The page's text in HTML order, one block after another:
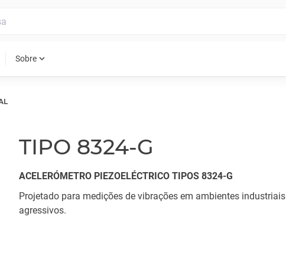
Sobre expand_more
TIPO 8324-G
ACELERÓMETRO PIEZOELÉCTRICO TIPOS 8324-G
Projetado para medições de vibrações em ambientes industriais
agressivos.